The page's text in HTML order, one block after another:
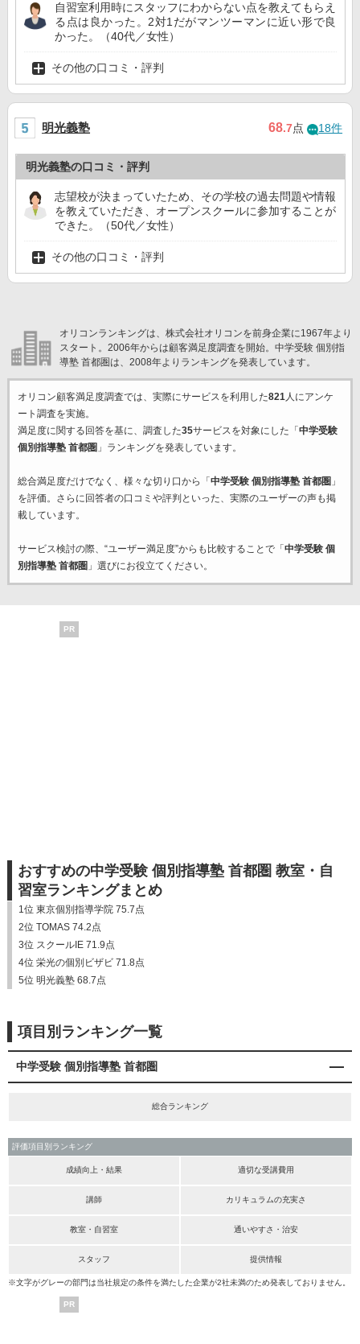
自習室利用時にスタッフにわからない点を教えてもらえ
る点は良かった。2対1だがマンツーマンに近い形で良
かった。（40代／女性）
その他の口コミ・評判
明光義塾 68.7点 18件
明光義塾の口コミ・評判
志望校が決まっていたため、その学校の過去問題や情報
を教えていただき、オープンスクールに参加することが
できた。（50代／女性）
その他の口コミ・評判
オリコンランキングは、株式会社オリコンを前身企業に1967年より
スタート。2006年からは顧客満足度調査を開始。中学受験 個別指
導塾 首都圏は、2008年よりランキングを発表しています。
オリコン顧客満足度調査では、実際にサービスを利用した821人にアンケ
ート調査を実施。
満足度に関する回答を基に、調査した35サービスを対象にした「 中学受験
個別指導塾 首都圏 」ランキングを発表しています。
総合満足度だけでなく、様々な切り口から「 中学受験 個別指導塾 首都圏 」
を評価。さらに回答者の口コミや評判といった、実際のユーザーの声も掲
載しています。
サービス検討の際、“ユーザー満足度”からも比較することで「 中学受験 個
別指導塾 首都圏 」選びにお役立てください。
PR
おすすめの中学受験 個別指導塾 首都圏 教室・自
習室ランキングまとめ
1位 東京個別指導学院 75.7点
2位 TOMAS 74.2点
3位 スクールIE 71.9点
4位 栄光の個別ビザビ 71.8点
5位 明光義塾 68.7点
項目別ランキング一覧
中学受験 個別指導塾 首都圏
総合ランキング
評価項目別ランキング
成績向上・結果 適切な受講費用
講師 カリキュラムの充実さ
教室・自習室 通いやすさ・治安
スタッフ 提供情報
※文字がグレーの部門は当社規定の条件を満たした企業が2社未満のため発表しておりません。
PR